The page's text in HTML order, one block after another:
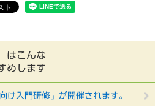
はこんな
めします
け入門研修」が開催されます。